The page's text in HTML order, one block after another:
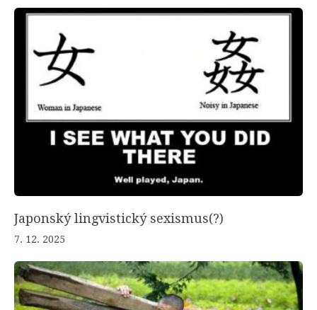
Japonský lingvistický sexismus(?)
7. 12. 2025